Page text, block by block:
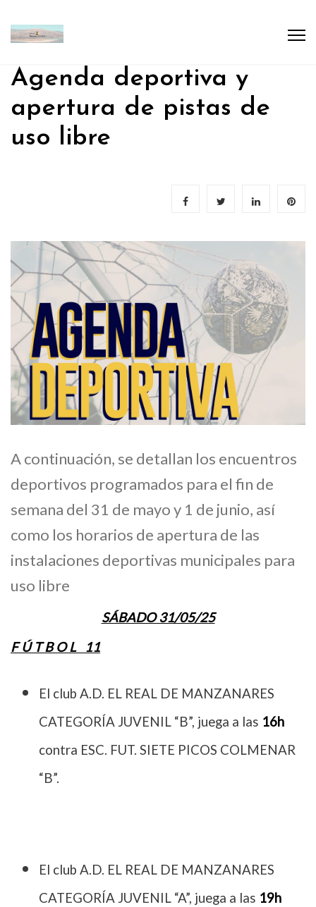
Agenda deportiva y
apertura de pistas de
uso libre
A continuación, se detallan los encuentros
deportivos programados para el fin de
semana del 31 de mayo y 1 de junio, así
como los horarios de apertura de las
instalaciones deportivas municipales para
uso libre
SÁBADO 31/05/25
F Ú T B O L 11
El club A.D. EL REAL DE MANZANARES
CATEGORÍA JUVENIL “B”, juega a las 16h
contra ESC. FUT. SIETE PICOS COLMENAR
“B”.
El club A.D. EL REAL DE MANZANARES
CATEGORÍA JUVENIL “A”, juega a las 19h